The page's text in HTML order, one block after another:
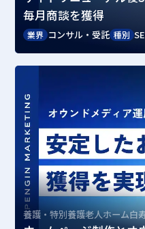
毎月商談を獲得
業界 コンサル・受託 種別
養護・特別養護老人ホーム白